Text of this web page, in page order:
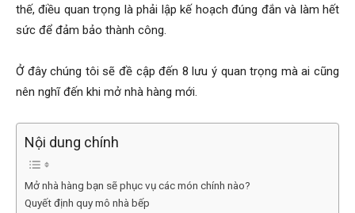
thế, điều quan trọng là phải lập kế hoạch đúng đắn và làm hết
sức để đảm bảo thành công.
Ở đây chúng tôi sẽ đề cập đến 8 lưu ý quan trọng mà ai cũng
nên nghĩ đến khi mở nhà hàng mới.
Nội dung chính
Mở nhà hàng bạn sẽ phục vụ các món chính nào?
Quyết định quy mô nhà bếp